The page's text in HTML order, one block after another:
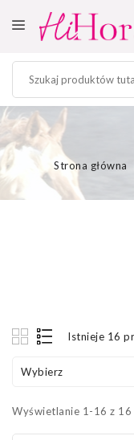
Strona główna
Istnieje 16
Wybierz
Wyświetlanie 1-16 z